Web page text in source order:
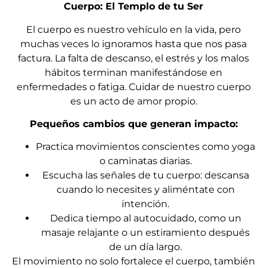
Cuerpo: El Templo de tu Ser
El cuerpo es nuestro vehículo en la vida, pero
muchas veces lo ignoramos hasta que nos pasa
factura. La falta de descanso, el estrés y los malos
hábitos terminan manifestándose en
enfermedades o fatiga. Cuidar de nuestro cuerpo
es un acto de amor propio.
Pequeños cambios que generan impacto:
Practica movimientos conscientes como yoga
o caminatas diarias.
Escucha las señales de tu cuerpo: descansa
cuando lo necesites y aliméntate con
intención.
Dedica tiempo al autocuidado, como un
masaje relajante o un estiramiento después
de un día largo.
El movimiento no solo fortalece el cuerpo, también